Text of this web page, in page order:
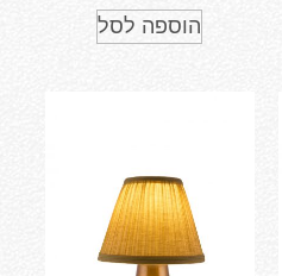
הוספה לסל